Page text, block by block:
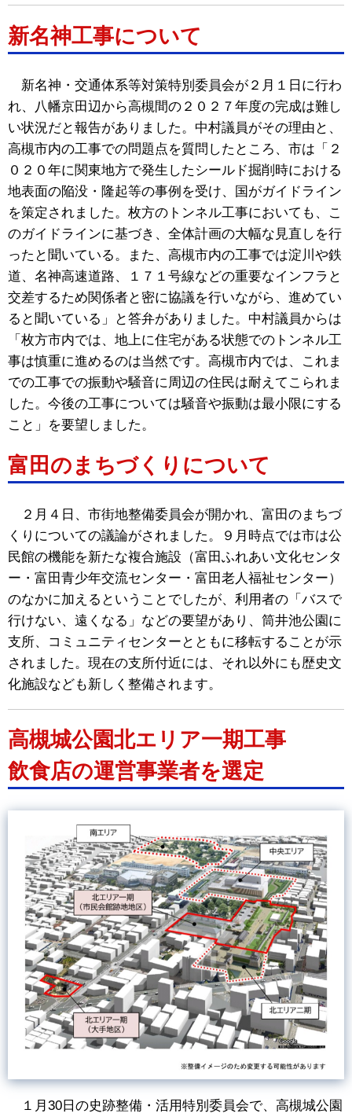
新名神工事について
新名神・交通体系等対策特別委員会が２月１日に行わ
れ、八幡京田辺から高槻間の２０２７年度の完成は難し
い状況だと報告がありました。中村議員がその理由と、
高槻市内の工事での問題点を質問したところ、市は「２
０２０年に関東地方で発生したシールド掘削時における
地表面の陥没・隆起等の事例を受け、国がガイドライン
を策定されました。枚方のトンネル工事においても、こ
のガイドラインに基づき、全体計画の大幅な見直しを行
ったと聞いている。また、高槻市内の工事では淀川や鉄
道、名神高速道路、１７１号線などの重要なインフラと
交差するため関係者と密に協議を行いながら、進めてい
ると聞いている」と答弁がありました。中村議員からは
「枚方市内では、地上に住宅がある状態でのトンネル工
事は慎重に進めるのは当然です。高槻市内では、これま
での工事での振動や騒音に周辺の住民は耐えてこられま
した。今後の工事については騒音や振動は最小限にする
こと」を要望しました。
富田のまちづくりについて
２月４日、市街地整備委員会が開かれ、富田のまちづ
くりについての議論がされました。９月時点では市は公
民館の機能を新たな複合施設（富田ふれあい文化センタ
ー・富田青少年交流センター・富田老人福祉センター）
のなかに加えるということでしたが、利用者の「バスで
行けない、遠くなる」などの要望があり、筒井池公園に
支所、コミュニティセンターとともに移転することが示
されました。現在の支所付近には、それ以外にも歴史文
化施設なども新しく整備されます。
高槻城公園北エリア一期工事
飲食店の運営事業者を選定
１月30日の史跡整備・活用特別委員会で、高槻城公園